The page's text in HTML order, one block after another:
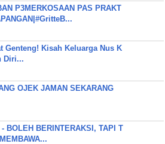
P3MERKOSAAN PAS PRAKT
Genteng! Kisah Keluarga Nus K
Diri...
OJEK JAMAN SEKARANG
BOLEH BERINTERAKSI, TAPI T